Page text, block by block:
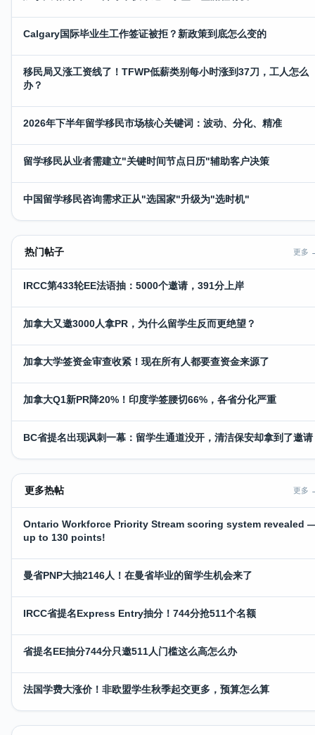
Calgary国际毕业生工作签证被拒？新政策到底怎么变的
移民局又涨工资线了！TFWP低薪类别每小时涨到37刀，工人怎么
办？
2026年下半年留学移民市场核心关键词：波动、分化、精准
留学移民从业者需建立"关键时间节点日历"辅助客户决策
中国留学移民咨询需求正从"选国家"升级为"选时机"
热门帖子 更多
IRCC第433轮EE法语抽：5000个邀请，391分上岸
加拿大又邀3000人拿PR，为什么留学生反而更绝望？
加拿大学签资金审查收紧！现在所有人都要查资金来源了
加拿大Q1新PR降20%！印度学签腰切66%，各省分化严重
BC省提名出现讽刺一幕：留学生通道没开，清洁保安却拿到了邀请
更多热帖 更多
Ontario Workforce Priority Stream scoring system revealed
up to 130 points!
曼省PNP大抽2146人！在曼省毕业的留学生机会来了
IRCC省提名Express Entry抽分！744分抢511个名额
省提名EE抽分744分只邀511人门槛这么高怎么办
法国学费大涨价！非欧盟学生秋季起交更多，预算怎么算